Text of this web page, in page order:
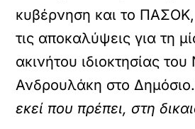
κυβέρνηση και το ΠΑΣΟΚ,
τις αποκαλύψεις για τη
ακινήτου ιδιοκτησίας του
Ανδρουλάκη στο Δημόσιο.
εκεί που πρέπει, στη